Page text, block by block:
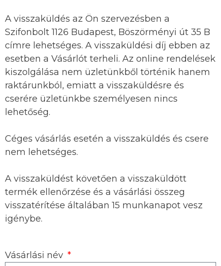
A visszaküldés az Ön szervezésben a
Szifonbolt 1126 Budapest, Böszörményi út 35 B
címre lehetséges. A visszaküldési díj ebben az
esetben a Vásárlót terheli. Az online rendelések
kiszolgálása nem üzletünkből történik hanem
raktárunkból, emiatt a visszaküldésre és
cserére üzletünkbe személyesen nincs
lehetőség.
Céges vásárlás esetén a visszaküldés és csere
nem lehetséges.
A visszaküldést követően a visszaküldött
termék ellenőrzése és a vásárlási összeg
visszatérítése általában 15 munkanapot vesz
igénybe.
Vásárlási név